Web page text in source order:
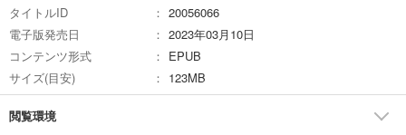
タイトルID
20056066
電子版発売日
2023年03月10日
コンテンツ形式
EPUB
サイズ(目安)
123MB
閲覧環境